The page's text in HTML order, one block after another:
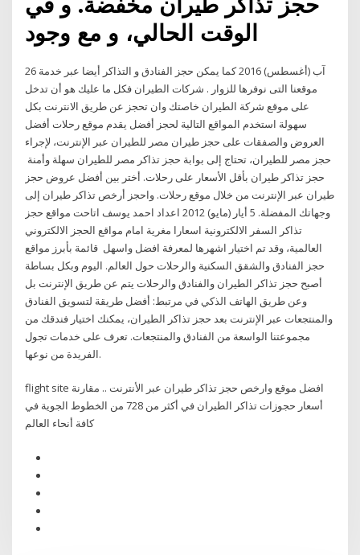
26 آب (أغسطس) 2016 كما يمكن حجز الفنادق و التذاكر أيضا عبر خدمة
موقعنا التى نوفرها للزوار . شركات الطيران فكل ما عليك هو أن تدخل
على موقع شركة الطيران خاصتك وان تحجز عن طريق الانترنت بكل
سهولة استخدم المواقع التالية لحجز أفضل يقدم موقع رحلات أفضل
العروض والصفقات على حجز طيران مصر للطيران عبر الإنترنت، لإجراء
حجز مصر للطيران، تحتاج إلى بوابة حجز تذاكر مصر للطيران سهلة وأمنة
حجز تذاكر طيران بأقل الأسعار على رحلات. أختر بين أفضل عروض حجز
طيران عبر الإنترنت من خلال موقع رحلات. واحجز أرخص تذاكر طيران إلى
وجهاتك المفضلة. 5 أيار (مايو) 2012 اعداد احمد يوسف اتاحت مواقع حجز
تذاكر السفر الالكترونية اسعارا مغرية امام مواقع الحجز الالكتروني
العالمية، وقد تم اختيار اشهرها لمعرفة افضل واسهل قائمة بأبرز مواقع
حجز الفنادق والشقق السكنية والرحلات حول العالم. اليوم وبكل بساطة
أصبح حجز تذاكر الطيران والفنادق والرحلات يتم عن طريق الإنترنت بل
وعن طريق الهاتف الذكي في مرتبط: أفضل طريقة لتسويق الفنادق
والمنتجعات عبر الإنترنت بعد حجز تذاكر الطيران، يمكنك اختيار فندقك من
مجموعتنا الواسعة من الفنادق والمنتجعات. تعرف على خدمات تجول
الفريدة من نوعها.
flight site افضل موقع وارخص حجز تذاكر طيران عبر الأنترنت .. مقارنة
أسعار حجوزات تذاكر الطيران في أكثر من 728 من الخطوط الجوية في
كافة أنحاء العالم